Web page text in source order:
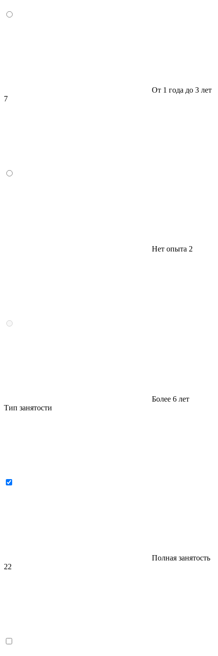
От 1 года до 3 лет
7
Нет опыта 2
Более 6 лет
Тип занятости
Полная занятость
22